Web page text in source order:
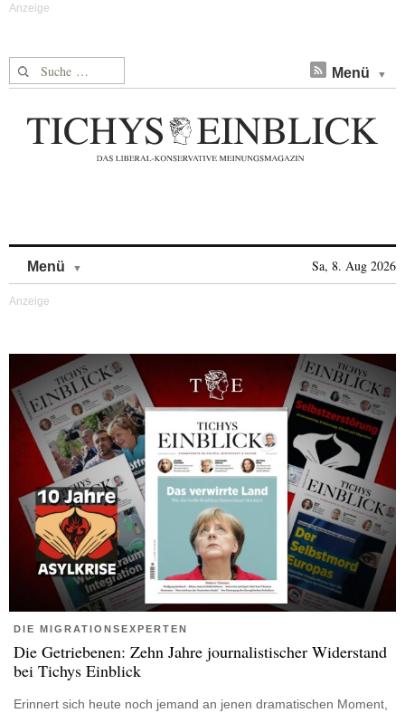
Suche nach: Menü
Menü Sa, 8. Aug 2026
DIE MIGRATIONSEXPERTEN
Die Getriebenen: Zehn Jahre journalistischer Widerstand
bei Tichys Einblick
Erinnert sich heute noch jemand an jenen dramatischen Moment,